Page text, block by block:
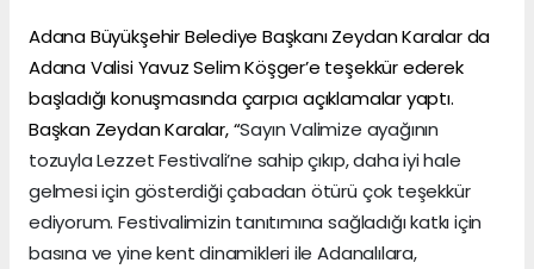
Adana Büyükşehir Belediye Başkanı Zeydan Karalar da
Adana Valisi Yavuz Selim Köşger’e teşekkür ederek
başladığı konuşmasında çarpıcı açıklamalar yaptı.
Başkan Zeydan Karalar, “Sayın Valimize ayağının
tozuyla Lezzet Festivali’ne sahip çıkıp, daha iyi hale
gelmesi için gösterdiği çabadan ötürü çok teşekkür
ediyorum. Festivalimizin tanıtımına sağladığı katkı için
basına ve yine kent dinamikleri ile Adanalılara,